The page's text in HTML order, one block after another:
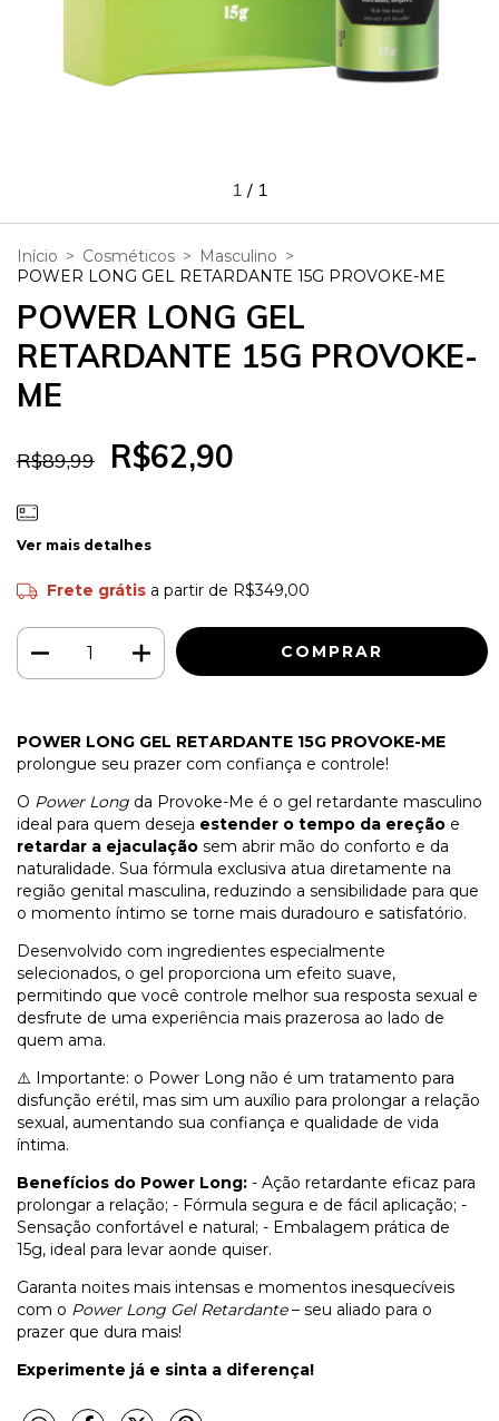
1 / 1
Início > Cosméticos > Masculino >
POWER LONG GEL RETARDANTE 15G PROVOKE-ME
POWER LONG GEL
RETARDANTE 15G PROVOKE-
ME
R$89,99 R$62,90
Ver mais detalhes
Frete grátis a partir de R$349,00
POWER LONG GEL RETARDANTE 15G PROVOKE-ME
prolongue seu prazer com confiança e controle!
O Power Long da Provoke-Me é o gel retardante masculino
ideal para quem deseja estender o tempo da ereção e
retardar a ejaculação sem abrir mão do conforto e da
naturalidade. Sua fórmula exclusiva atua diretamente na
região genital masculina, reduzindo a sensibilidade para que
o momento íntimo se torne mais duradouro e satisfatório.
Desenvolvido com ingredientes especialmente
selecionados, o gel proporciona um efeito suave,
permitindo que você controle melhor sua resposta sexual e
desfrute de uma experiência mais prazerosa ao lado de
quem ama.
⚠️ Importante: o Power Long não é um tratamento para
disfunção erétil, mas sim um auxílio para prolongar a relação
sexual, aumentando sua confiança e qualidade de vida
íntima.
Benefícios do Power Long: - Ação retardante eficaz para
prolongar a relação; - Fórmula segura e de fácil aplicação; -
Sensação confortável e natural; - Embalagem prática de
15g, ideal para levar aonde quiser.
Garanta noites mais intensas e momentos inesquecíveis
com o Power Long Gel Retardante– seu aliado para o
prazer que dura mais!
Experimente já e sinta a diferença!